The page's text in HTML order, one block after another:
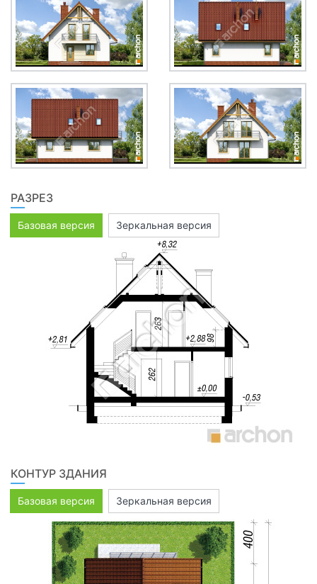
РАЗРЕЗ
Базовая версия Зеркальная версия
КОНТУР ЗДАНИЯ
Базовая версия Зеркальная версия